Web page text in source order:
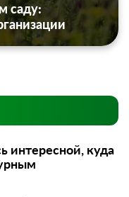
саду:
интересной, куда